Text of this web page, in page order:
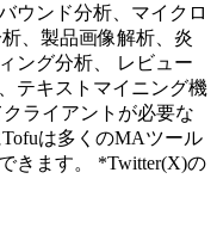
ウンド分析、マイクロ
、製品画像解析、炎
ング分析、 レビュー
テキストマイニング機
ライアントが必要な
は多くのMAツール
きます。 *Twitter(X)の